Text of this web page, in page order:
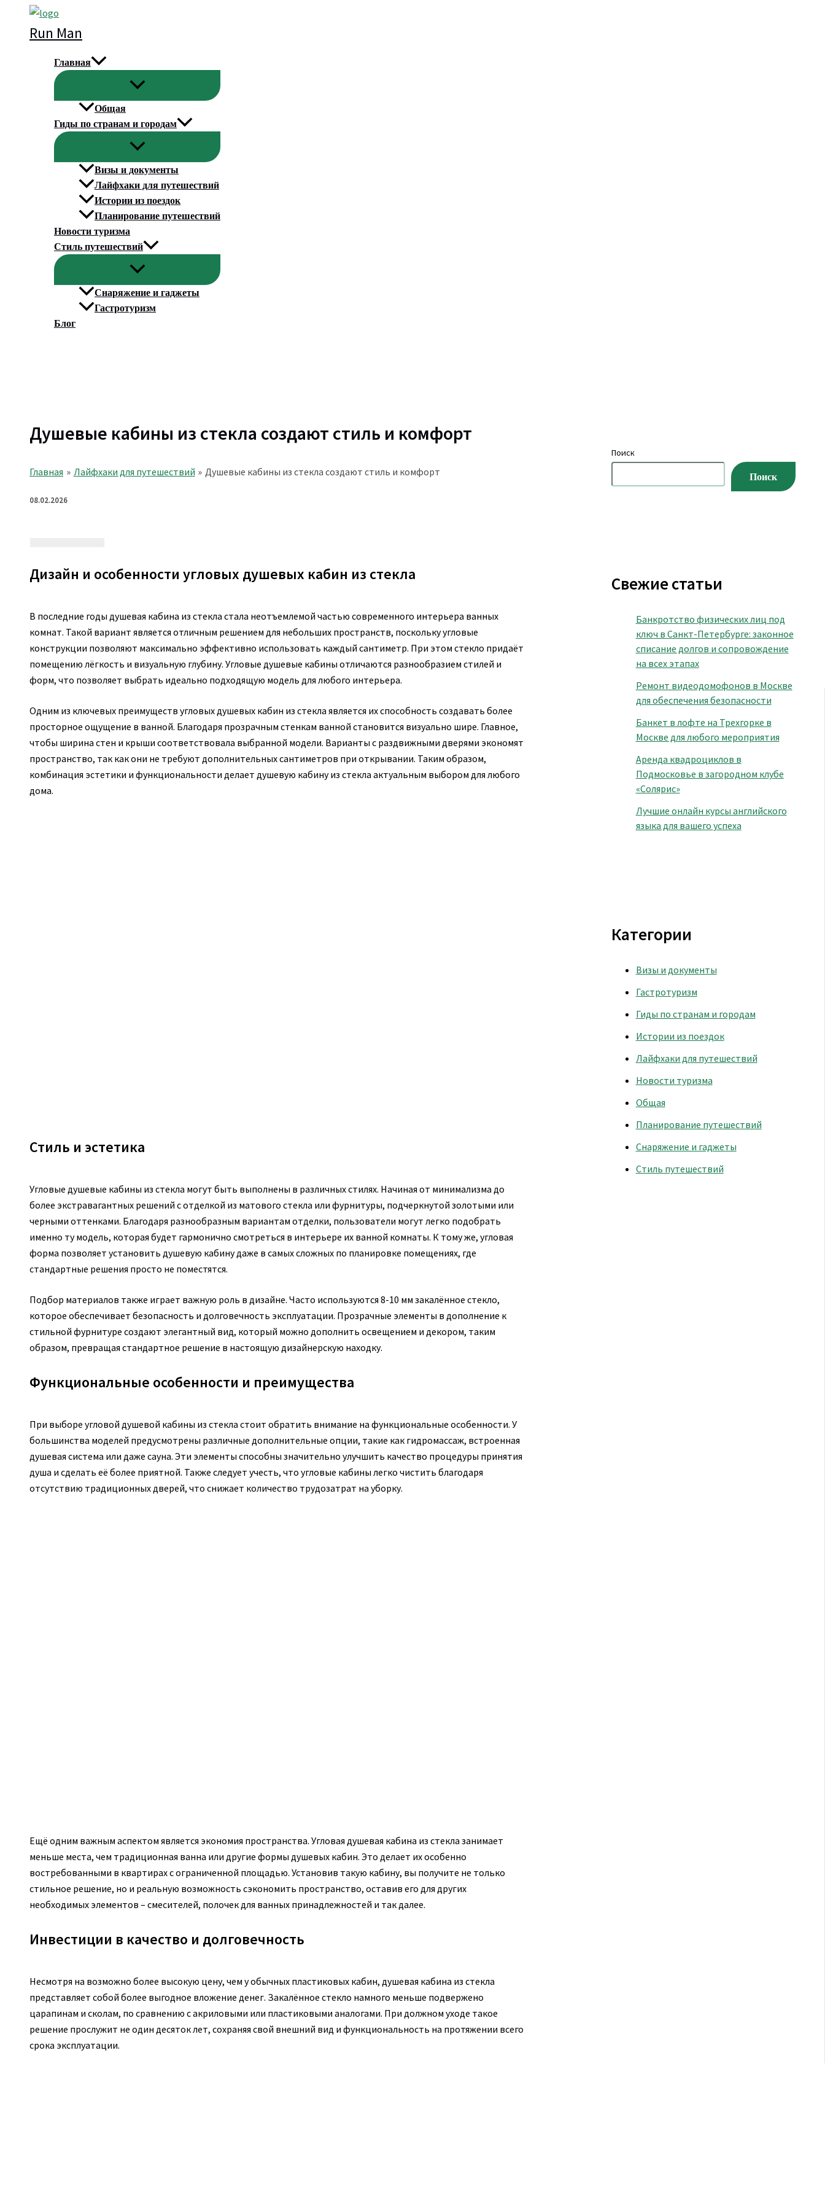
Перейти
содержимому
Run Man
Главная
Общая
Гиды по странам и городам
Визы и документы
Лайфхаки для путешествий
Истории из поездок
Планирование путешествий
Новости туризма
Стиль путешествий
Снаряжение и гаджеты
Гастротуризм
Блог
Душевые кабины из стекла создают стиль и комфорт
Главная Лайфхаки для путешествий Душевые кабины из стекла создают стиль и комфорт
08.02.2026
Дизайн и особенности угловых душевых кабин из стекла
В последние годы душевая кабина из стекла стала неотъемлемой частью современного интерьера ванных
комнат. Такой вариант является отличным решением для небольших пространств, поскольку угловые
конструкции позволяют максимально эффективно использовать каждый сантиметр. При этом стекло придаёт
помещению лёгкость и визуальную глубину. Угловые душевые кабины отличаются разнообразием стилей и
форм, что позволяет выбрать идеально подходящую модель для любого интерьера.
Одним из ключевых преимуществ угловых душевых кабин из стекла является их способность создавать более
просторное ощущение в ванной. Благодаря прозрачным стенкам ванной становится визуально шире. Главное,
чтобы ширина стен и крыши соответствовала выбранной модели. Варианты с раздвижными дверями экономят
пространство, так как они не требуют дополнительных сантиметров при открывании. Таким образом,
комбинация эстетики и функциональности делает душевую кабину из стекла актуальным выбором для любого
дома.
Стиль и эстетика
Угловые душевые кабины из стекла могут быть выполнены в различных стилях. Начиная от минимализма до
более экстравагантных решений с отделкой из матового стекла или фурнитуры, подчеркнутой золотыми или
черными оттенками. Благодаря разнообразным вариантам отделки, пользователи могут легко подобрать
именно ту модель, которая будет гармонично смотреться в интерьере их ванной комнаты. К тому же, угловая
форма позволяет установить душевую кабину даже в самых сложных по планировке помещениях, где
стандартные решения просто не поместятся.
Подбор материалов также играет важную роль в дизайне. Часто используются 8-10 мм закалённое стекло,
которое обеспечивает безопасность и долговечность эксплуатации. Прозрачные элементы в дополнение к
стильной фурнитуре создают элегантный вид, который можно дополнить освещением и декором, таким
образом, превращая стандартное решение в настоящую дизайнерскую находку.
Функциональные особенности и преимущества
При выборе угловой душевой кабины из стекла стоит обратить внимание на функциональные особенности. У
большинства моделей предусмотрены различные дополнительные опции, такие как гидромассаж, встроенная
душевая система или даже сауна. Эти элементы способны значительно улучшить качество процедуры принятия
душа и сделать её более приятной. Также следует учесть, что угловые кабины легко чистить благодаря
отсутствию традиционных дверей, что снижает количество трудозатрат на уборку.
Ещё одним важным аспектом является экономия пространства. Угловая душевая кабина из стекла занимает
меньше места, чем традиционная ванна или другие формы душевых кабин. Это делает их особенно
востребованными в квартирах с ограниченной площадью. Установив такую кабину, вы получите не только
стильное решение, но и реальную возможность сэкономить пространство, оставив его для других
необходимых элементов – смесителей, полочек для ванных принадлежностей и так далее.
Инвестиции в качество и долговечность
Несмотря на возможно более высокую цену, чем у обычных пластиковых кабин, душевая кабина из стекла
представляет собой более выгодное вложение денег. Закалённое стекло намного меньше подвержено
царапинам и сколам, по сравнению с акриловыми или пластиковыми аналогами. При должном уходе такое
решение прослужит не один десяток лет, сохраняя свой внешний вид и функциональность на протяжении всего
срока эксплуатации.
Поиск
Поиск
Свежие статьи
Банкротство физических лиц под
ключ в Санкт-Петербурге: законное
списание долгов и сопровождение
на всех этапах
Ремонт видеодомофонов в Москве
для обеспечения безопасности
Банкет в лофте на Трехгорке в
Москве для любого мероприятия
Аренда квадроциклов в
Подмосковье в загородном клубе
«Солярис»
Лучшие онлайн курсы английского
языка для вашего успеха
Категории
Визы и документы
Гастротуризм
Гиды по странам и городам
Истории из поездок
Лайфхаки для путешествий
Новости туризма
Общая
Планирование путешествий
Снаряжение и гаджеты
Стиль путешествий